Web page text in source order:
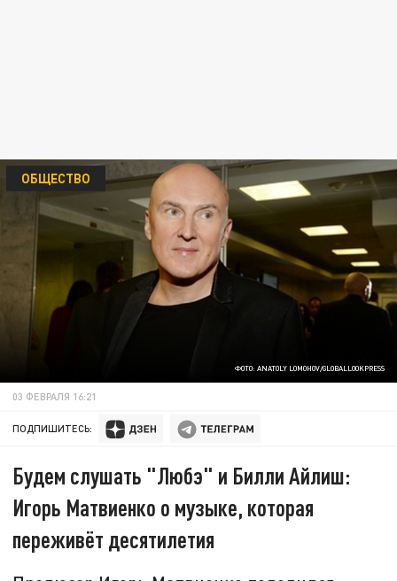
ФОТО: ANATOLY LOMOHOV/GLOBALLOOKPRESS
ОБЩЕСТВО
03 ФЕВРАЛЯ 16:21
ПОДПИШИТЕСЬ:
Будем слушать "Любэ" и Билли Айлиш:
Игорь Матвиенко о музыке, которая
переживёт десятилетия